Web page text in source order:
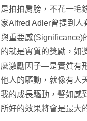
是拍拍肩膀，不花一毛
家Alfred Adler曾提到
與重要感(Significance)
的就是實質的獎勵，如
麼激勵因子—是實質有
他人的驅動，就像有人
我的成長驅動，譬如感
所好的效果將會是最大